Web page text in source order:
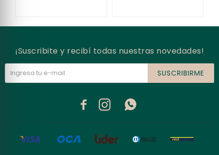
¡Suscribite y recibí todas nuestras novedades!
SUSCRIBIRME
  